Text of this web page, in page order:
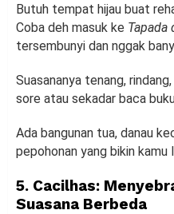
Butuh tempat hijau buat
Coba deh masuk ke Tapada
tersembunyi dan nggak
Suasananya tenang,
sore atau sekadar baca
Ada bangunan tua, danau
pepohonan yang bikin
5. Cacilhas:
Suasana Berbeda